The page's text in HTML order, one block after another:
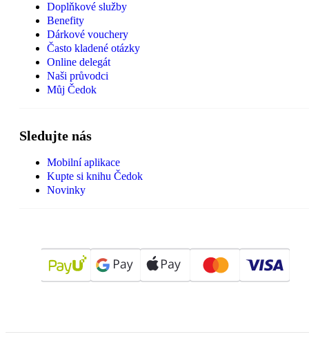
Doplňkové služby
Benefity
Dárkové vouchery
Často kladené otázky
Online delegát
Naši průvodci
Můj Čedok
Sledujte nás
Mobilní aplikace
Kupte si knihu Čedok
Novinky